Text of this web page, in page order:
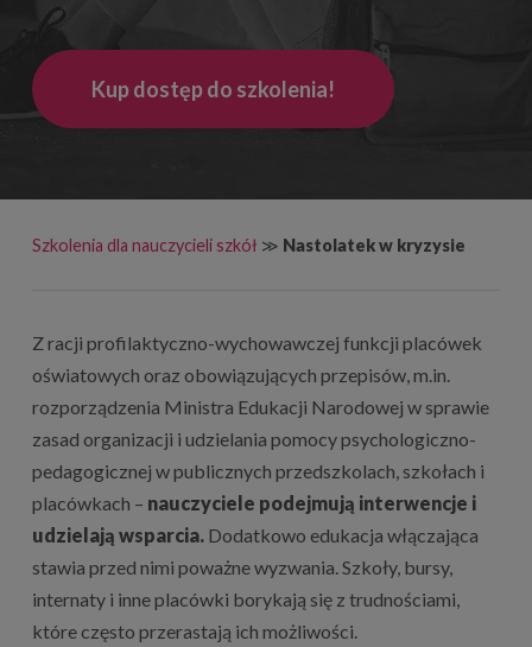
Kup dostęp do szkolenia!
Szkolenia dla nauczycieli szkół ≫ Nastolatek w kryzysie
Z racji profilaktyczno-wychowawczej funkcji placówek
oświatowych oraz obowiązujących przepisów, m.in.
rozporządzenia Ministra Edukacji Narodowej w sprawie
zasad organizacji i udzielania pomocy psychologiczno-
pedagogicznej w publicznych przedszkolach, szkołach i
placówkach – nauczyciele podejmują interwencje i
udzielają wsparcia.Dodatkowo edukacja włączająca
stawia przed nimi poważne wyzwania. Szkoły, bursy,
internaty i inne placówki borykają się z trudnościami,
które często przerastają ich możliwości.